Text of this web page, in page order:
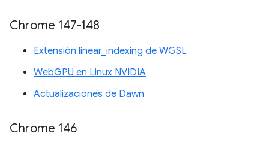
Chrome 147-148
Extensión linear_indexing de WGSL
WebGPU en Linux NVIDIA
Actualizaciones de Dawn
Chrome 146